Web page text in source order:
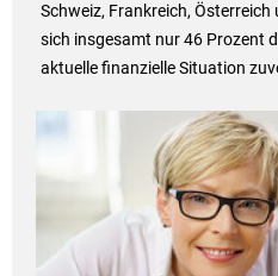
Schweiz, Frankreich,
sich insgesamt nur 46 Prozent
aktuelle finanzielle Situation